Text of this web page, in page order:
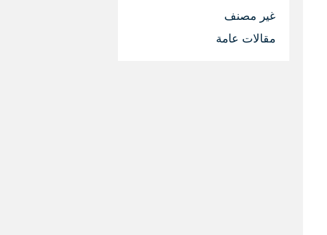
غير مصنف
مقالات عامة